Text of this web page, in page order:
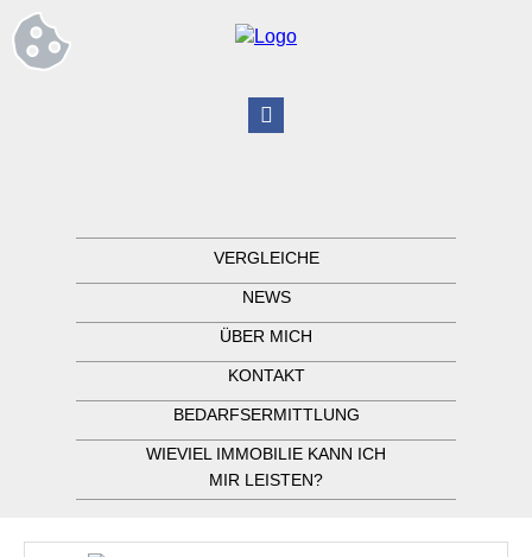
VERGLEICHE
NEWS
ÜBER MICH
KONTAKT
BEDARFSERMITTLUNG
WIEVIEL IMMOBILIE KANN ICH
MIR LEISTEN?